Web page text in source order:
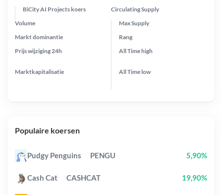
BiCity AI Projects koers Circulating Supply
Prijs wijziging 24h
Max Supply
Markt dominantie
Marktkapitalisatie
Volume
Rang
All Timehigh
All Time low
Populaire koersen
Pudgy Penguins PENGU 5,90%
Cash Cat CASHCAT 19,90%